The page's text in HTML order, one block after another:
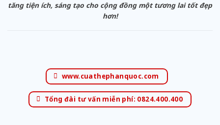
tăng tiện ích, sáng tạo cho cộng đồng một tương lai tốt đẹp
hơn!
www.cuathephanquoc.com
Tổng đài tư vấn miễn phí: 0824.400.400